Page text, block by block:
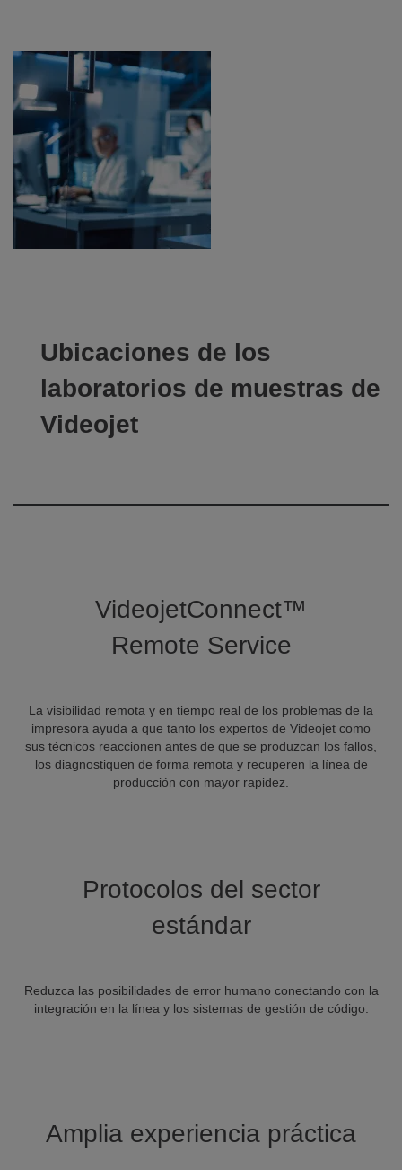
Ubicaciones de los
laboratorios de muestras de
Videojet
VideojetConnect™
Remote Service
La visibilidad remota y en tiempo real de los problemas de la
impresora ayuda a que tanto los expertos de Videojet como
sus técnicos reaccionen antes de que se produzcan los fallos,
los diagnostiquen de forma remota y recuperen la línea de
producción con mayor rapidez.
Protocolos del sector
estándar
Reduzca las posibilidades de error humano conectando con la
integración en la línea y los sistemas de gestión de código.
Amplia experiencia práctica